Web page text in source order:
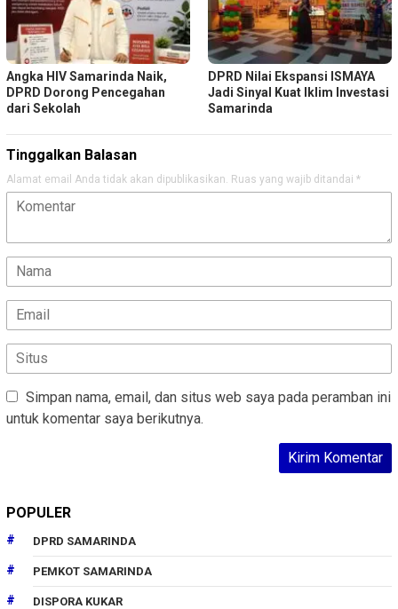
Angka HIV Samarinda Naik,
DPRD Dorong Pencegahan
dari Sekolah
DPRD Nilai Ekspansi ISMAYA
Jadi Sinyal Kuat Iklim Investasi
Samarinda
Tinggalkan Balasan
Alamat email Anda tidak akan dipublikasikan. Ruas yang wajib ditandai *
Simpan nama, email, dan situs web saya pada peramban ini
untuk komentar saya berikutnya.
POPULER
DPRD SAMARINDA
PEMKOT SAMARINDA
DISPORA KUKAR